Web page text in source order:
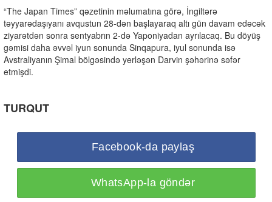
“The Japan Times” qəzetinin məlumatına görə, İngiltərə
təyyarədaşıyanı avqustun 28-dən başlayaraq altı gün davam edəcək
ziyarətdən sonra sentyabrın 2-də Yaponiyadan ayrılacaq. Bu döyüş
gəmisi daha əvvəl iyun sonunda Sinqapura, iyul sonunda isə
Avstraliyanın Şimal bölgəsində yerləşən Darvin şəhərinə səfər
etmişdi.
TURQUT
Facebook-da paylaş
WhatsApp-la göndər